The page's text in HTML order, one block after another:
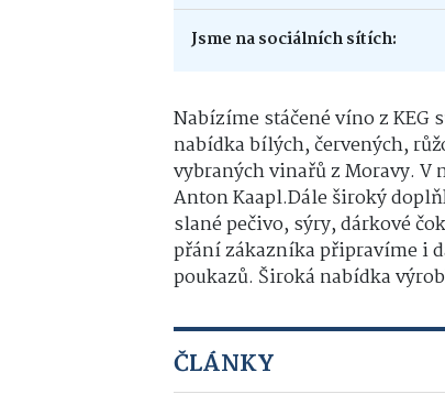
Jsme na sociálních sítích:
Nabízíme stáčené víno z
nabídka bílých, červených,
vybraných vinařů z Moravy.
Anton Kaapl.Dále široký
slané pečivo, sýry, dárkové
přání zákazníka připravíme i
poukazů. Široká nabídka
ČLÁNKY